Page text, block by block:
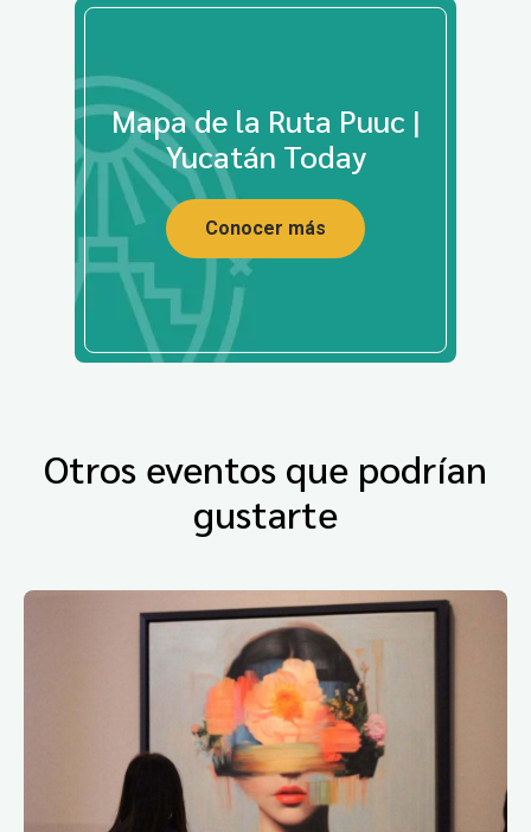
Mapa de la Ruta Puuc |
Yucatán Today
Conocer más
Otros eventos que podrían
gustarte